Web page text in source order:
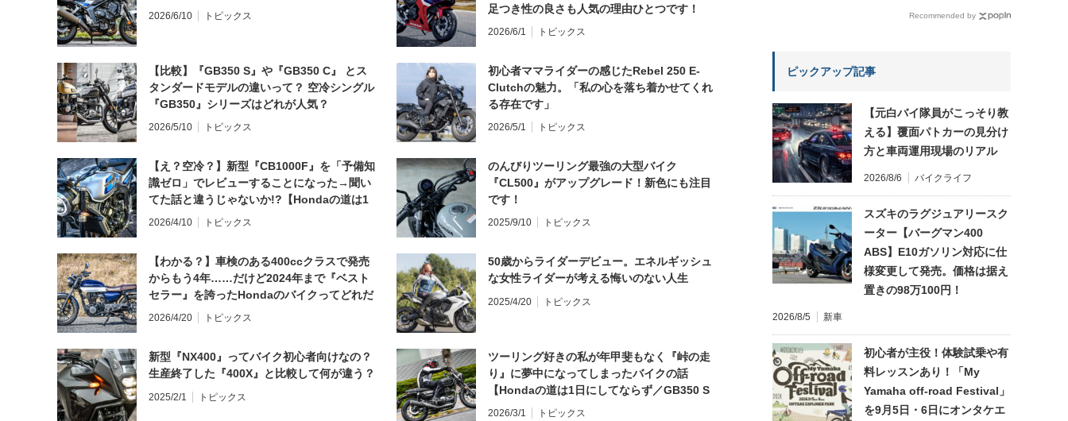
2026/6/10 トピックス
足つき性の良さも人気の理由ひとつです！
2026/6/1 トピックス
【比較】『GB350 S』や『GB350 C』 とス
タンダードモデルの違いって？ 空冷シングル
『GB350』シリーズはどれが人気？
2026/5/10 トピックス
初心者ママライダーの感じたRebel 250 E-
Clutchの魅力。「私の心を落ち着かせてくれ
る存在です」
2026/5/1 トピックス
【え？空冷？】新型『CB1000F』を「予備知
識ゼロ」でレビューすることになった→聞い
てた話と違うじゃないか!?【Hondaの道は1
日にしてならず／CB1000F ①第一印象 編】
2026/4/10 トピックス
のんびりツーリング最強の大型バイク
『CL500』がアップグレード！新色にも注目
です！
2025/9/10 トピックス
【わかる？】車検のある400ccクラスで発売
からもう4年……だけど2024年まで『ベスト
セラー』を誇ったHondaのバイクってどれだ
と思う？
2026/4/20 トピックス
50歳からライダーデビュー。エネルギッシュ
な女性ライダーが考える悔いのない人生
2025/4/20 トピックス
新型『NX400』ってバイク初心者向けなの？
生産終了した『400X』と比較して何が違う？
2025/2/1 トピックス
ツーリング好きの私が年甲斐もなく『峠の走
り』に夢中になってしまったバイクの話
【Hondaの道は1日にしてならず／GB350 S
インプレ・レビュー 前編】
2026/3/1 トピックス
Recommended by
ピックアップ記事
【元白バイ隊員がこっそり教
える】覆面パトカーの見分け
方と車両運用現場のリアル
2026/8/6 バイクライフ
スズキのラグジュアリースク
ーター【バーグマン400
ABS】E10ガソリン対応に仕
様変更して発売。価格は据え
置きの98万100円！
2026/8/5 新車
初心者が主役！体験試乗や有
料レッスンあり！「My
Yamaha off-road Festival」
を9月5日・6日にオンタケエ